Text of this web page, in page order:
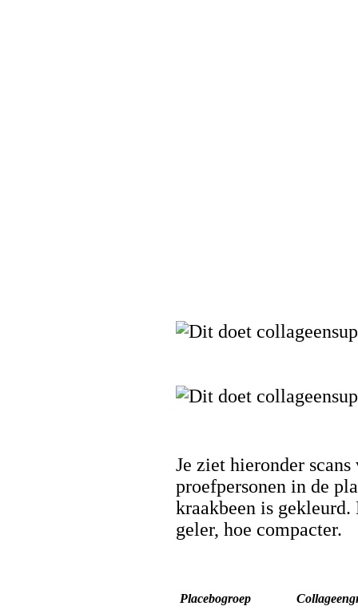
Je ziet hieronder
proefpersonen in de
kraakbeen is gekleurd.
geler, hoe compacter.
Placebogroep